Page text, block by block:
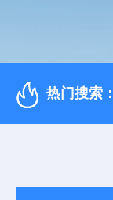
热门搜索：